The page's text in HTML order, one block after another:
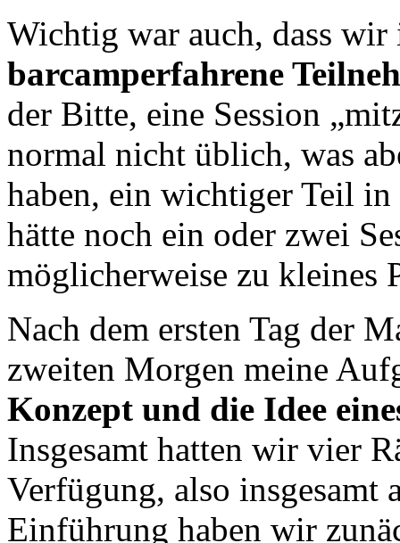
Wichtig war auch, dass
barcamperfahrene
der Bitte, eine Session
normal nicht üblich, was
haben, ein wichtiger Teil
hätte noch ein oder zwei
möglicherweise zu kleines
Nach dem ersten Tag der
zweiten Morgen meine
Konzept und die Idee
Insgesamt hatten wir vier
Verfügung, also insgesamt
Einführung haben wir